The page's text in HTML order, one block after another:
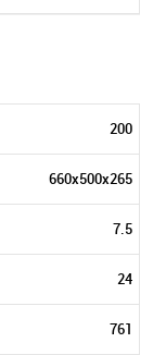
200
660х500х265
7.5
24
761